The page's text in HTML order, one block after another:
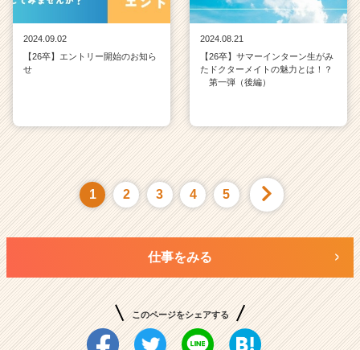
2024.09.02
【26卒】エントリー開始のお知ら
せ
2024.08.21
【26卒】サマーインターン生がみ
たドクターメイトの魅力とは！？
第一弾（後編）
1 2 3 4 5
仕事をみる
このページをシェアする